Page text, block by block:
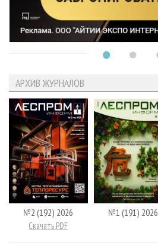
АРХИВ ЖУРНАЛОВ
№2 (192) 2026
Скачать PDF
№1 (191) 2026